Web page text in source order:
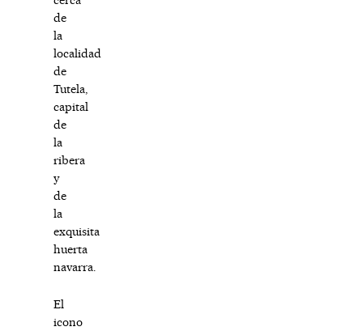
de
la
localidad
de
Tutela,
capital
de
la
ribera
y
de
la
exquisita
huerta
navarra.
El
icono